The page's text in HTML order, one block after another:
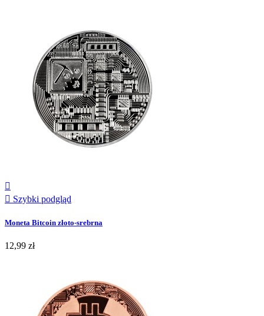

 Szybki podgląd
Moneta Bitcoin złoto-srebrna
12,99 zł